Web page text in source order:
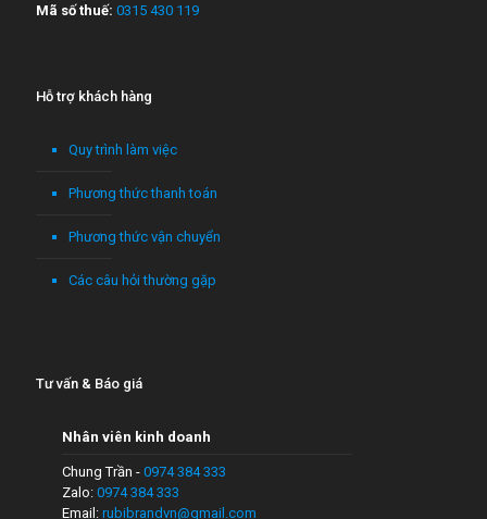
Mã số thuế: 0315 430 119
Hỗ trợ khách hàng
Quy trình làm việc
Phương thức thanh toán
Phương thức vận chuyển
Các câu hỏi thường gặp
Tư vấn & Báo giá
Nhân viên kinh doanh
Chung Trần - 0974 384 333
Zalo: 0974 384 333
Email: rubibrandvn@gmail.com